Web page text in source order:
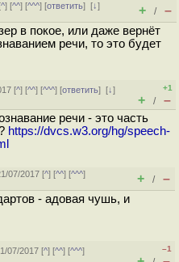
^] [^^] [^^^] [ответить][↓]
+ / –
в покое, или даже вернёт
речи, то это будет
[^] [^^] [^^^] [ответить][↓]
+1
+ / –
речи - это часть
https://dvcs.w3.org/hg/speech-
07/2017 [^] [^^] [^^^]
+ / –
- адовая чушь, и
07/2017 [^] [^^] [^^^]
–1